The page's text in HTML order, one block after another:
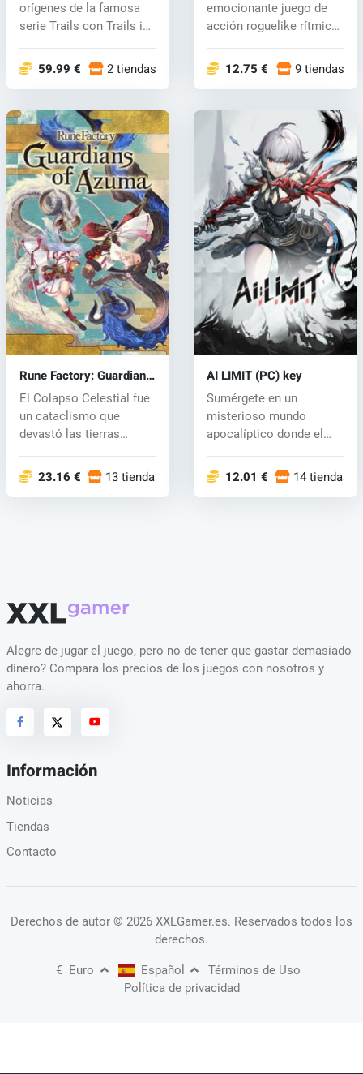
orígenes de la famosa
serie Trails con Trails in
59.99 € 2 tiendas
emocionante juego de
acción roguelike rítmico
12.75 € 9 tiendas
Rune Factory: Guardians
of Azuma (PC) key
El Colapso Celestial fue
un cataclismo que
devastó las tierras
23.16 € 13 tiendas
AI LIMIT (PC) key
Sumérgete en un
misterioso mundo
apocalíptico donde el
12.01 € 14 tiendas
Alegre de jugar el juego, pero no de tener que gastar demasiado
dinero? Compara los precios de los juegos con nosotros y
ahorra.
Información
Noticias
Tiendas
Contacto
Derechos de autor © 2026 XXLGamer.es. Reservados todos los
derechos.
€ Euro Español
Términos de Uso
Política de privacidad